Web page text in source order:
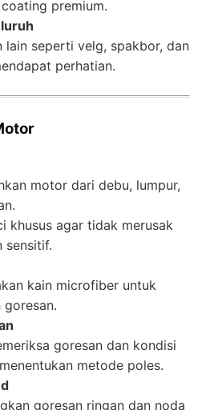
premium.
lain seperti velg, spakbor, dan
perhatian.
motor dari debu, lumpur,
khusus agar tidak merusak
sensitif.
kain microfiber untuk
goresan.
goresan dan kondisi
metode poles.
goresan ringan dan noda